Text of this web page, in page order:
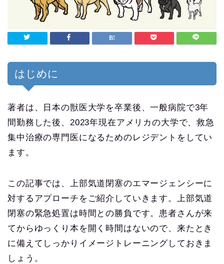
はじめに
著者は、日本の獣医大学を卒業後、一般病院で3年
間勤務した後、2023年現在アメリカの大学で、救急
集中治療の専門医になるためのレジデントをしてい
ます。
この記事では、上部気道閉塞のエマージェンシーに
対するアプローチをご紹介していきます。上部気道
閉塞の緊急処置は時間との勝負です。患者さんが来
てからゆっくり本を開く時間はないので、来たとき
に備えてしっかりイメージトレーニングしておきま
しょう。